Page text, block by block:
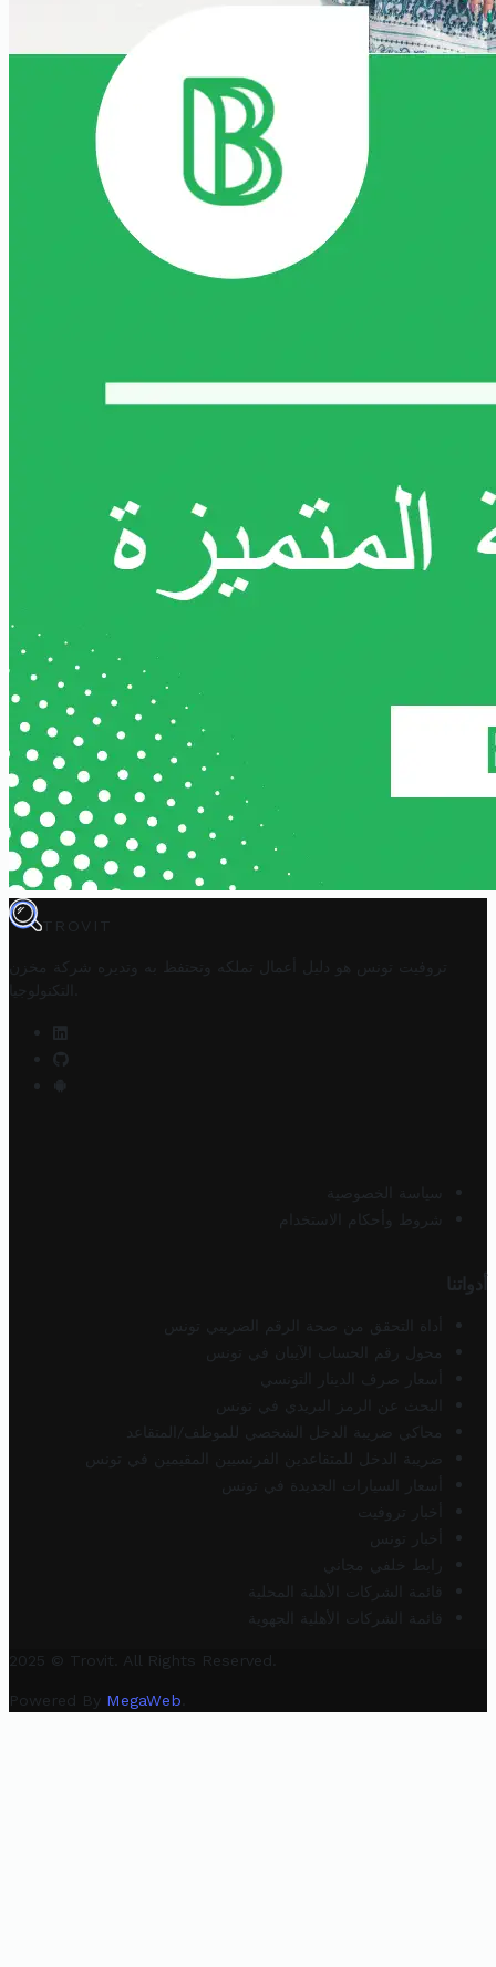
TROVIT
تروفيت تونس هو دليل أعمال تملكه وتحتفظ به وتديره
شركة مخزن
التكنولوجيا
سياسة الخصوصية
شروط وأحكام الاستخدام
أدواتنا
أداة التحقق من صحة الرقم الضريبي تونس
محول رقم الحساب الآيبان في تونس
أسعار صرف الدينار التونسي
البحث عن الرمز البريدي في تونس
محاكي ضريبة الدخل الشخصي للموظف/المتقاعد
ضريبة الدخل للمتقاعدين الفرنسيين المقيمين في تونس
أسعار السيارات الجديدة في تونس
أخبار تروفيت
أخبار تونس
رابط خلفي مجاني
قائمة الشركات الأهلية المحلية
قائمة الشركات الأهلية الجهوية
2025 © Trovit. All Rights Reserved.
Powered By MegaWeb